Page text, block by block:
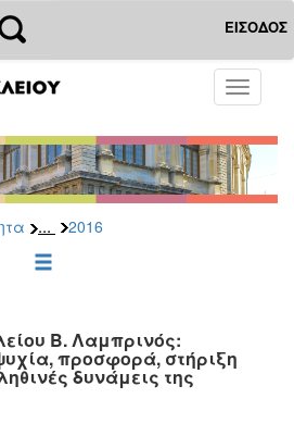
ΕΙΣΟΔΟΣ
Toggle
... 2016
Β. Λαμπρινός:
προσφορά, στήριξη
δυνάμεις της